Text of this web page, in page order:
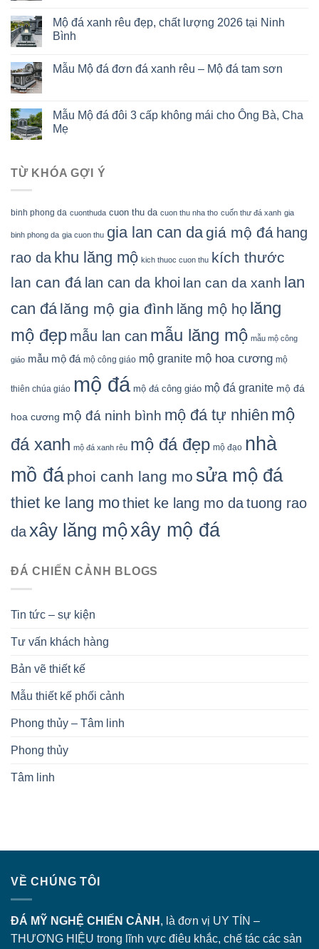
Mộ đá xanh rêu đẹp, chất lượng 2026 tại Ninh
Bình
Mẫu Mộ đá đơn đá xanh rêu – Mộ đá tam sơn
Mẫu Mộ đá đôi 3 cấp không mái cho Ông Bà, Cha
Mẹ
TỪ KHÓA GỢI Ý
binh phong da cuonthuda cuon thu da cuon thu nha tho cuốn thư đá xanh gia
binh phong da gia cuon thu gia lan can dagiá mộ đá hang
rao da khu lăng mộ kich thuoc cuon thu kích thước
lan can đá lan can da khoi lan can da xanh lan
can đá lăng mộ gia đình lăng mộ họ lăng
mộ đẹp mẫu lan can mẫu lăng mộ mẫu mộ công
giáo mẫu mộ đá mộ công giáo mộ granite mộ hoa cương mộ
thiên chúa giáo mộ đá mộ đá công giáo mộ đá granite mộ đá
hoa cương mộ đá ninh bình mộ đá tự nhiên mộ
đá xanh mộ đá xanh rêu mộ đá đẹp mộ đạo nhà
mồ đá phoi canh lang mo sửa mộ đá
thiet ke lang mothiet ke lang mo datuong rao
daxây lăng mộxây mộ đá
ĐÁ CHIẾN CẢNH BLOGS
Tin tức – sự kiện
Tư vấn khách hàng
Bản vẽ thiết kế
Mẫu thiết kế phối cảnh
Phong thủy – Tâm linh
Phong thủy
Tâm linh
VỀ CHÚNG TÔI
ĐÁ MỸ NGHỆ CHIẾN CẢNH , là đơn vị UY TÍN –
THƯƠNG HIỆU trong lĩnh vực điêu khắc, chế tác các sản